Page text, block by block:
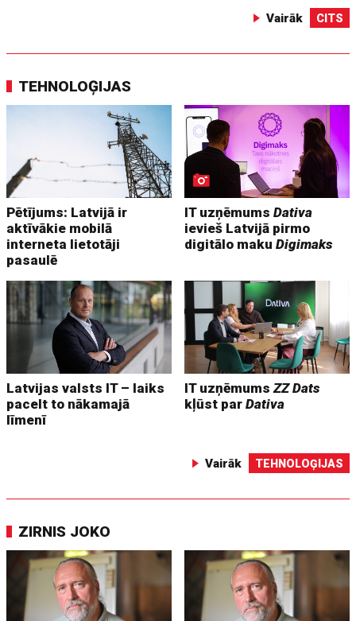
Vairāk CITS
TEHNOLOĢIJAS
Pētījums: Latvijā ir
aktīvākie mobilā
interneta lietotāji
pasaulē
IT uzņēmumsDativa
ievieš Latvijā pirmo
digitālo makuDigimaks
Latvijas valsts IT – laiks
pacelt to nākamajā
līmenī
IT uzņēmumsZZ Dats
kļūst parDativa
Vairāk TEHNOLOĢIJAS
ZIRNIS JOKO